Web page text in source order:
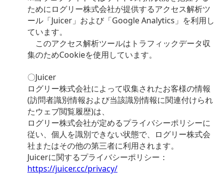
ためにログリー株式会社が提供するアクセス解析ツ
ール「Juicer」および「Google Analytics」を利用し
ています。
このアクセス解析ツールはトラフィックデータ収
集のためCookieを使用しています。
〇Juicer
ログリー株式会社によって収集されたお客様の情報
(訪問者識別情報および当該識別情報に関連付けられ
たウェブ閲覧履歴)は、
ログリー株式会社が定めるプライバシーポリシーに
従い、個人を識別できない状態で、ログリー株式会
社またはその他の第三者に利用されます。
Juicerに関するプライバシーポリシー：
https://juicer.cc/privacy/